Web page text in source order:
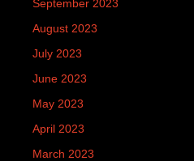
September 2023
August 2023
July 2023
June 2023
May 2023
April 2023
March 2023